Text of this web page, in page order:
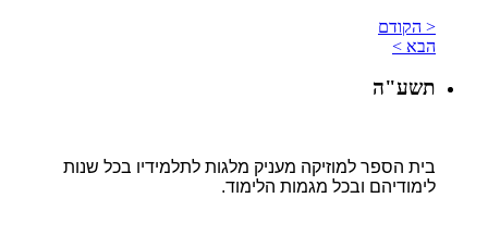
< הקודם
הבא >
תשע"ה
בית הספר למוזיקה מעניק מלגות לתלמידיו בכל שנות
לימודיהם ובכל מגמות הלימוד.